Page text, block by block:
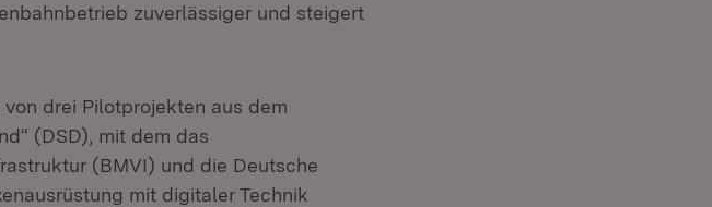
zuverlässiger und steigert
drei Pilotprojekten aus dem
(DSD), mit dem das
(BMVI) und die Deutsche
mit digitaler Technik